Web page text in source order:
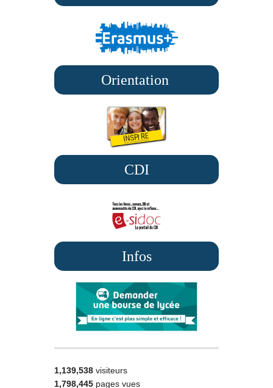
Orientation
CDI
Infos
1,139,538 visiteurs
1,798,445 pages vues